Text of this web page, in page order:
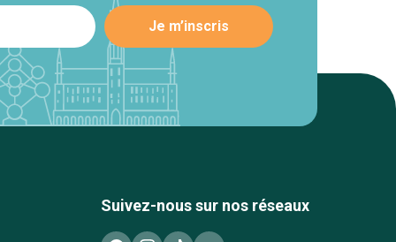
Suivez-nous sur nos réseaux